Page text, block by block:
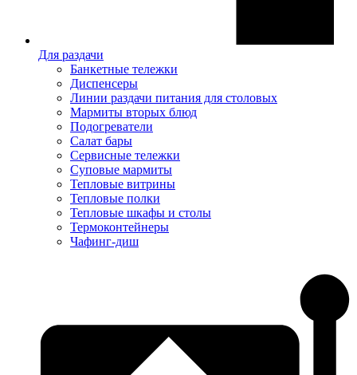
Для раздачи
Банкетные тележки
Диспенсеры
Линии раздачи питания для столовых
Мармиты вторых блюд
Подогреватели
Салат бары
Сервисные тележки
Суповые мармиты
Тепловые витрины
Тепловые полки
Тепловые шкафы и столы
Термоконтейнеры
Чафинг-диш